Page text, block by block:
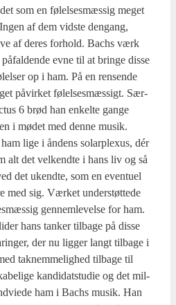
som en følel­ses­mæs­sig meget
af dem vid­ste den­gang,
af deres for­hold. Bachs værk
evne til at brin­ge dis­se
op i ham. På en ren­sen­de
påvir­ket følel­ses­mæs­sigt. Sær­
6 brød han enkel­te gan­ge
i mødet med den­ne musik.
lige i åndens solar­ple­xus, dér
alt det vel­kend­te i hans liv og så
det ukend­te, som en even­tu­el
med sig. Vær­ket under­støt­te­de
gen­nem­le­vel­se for ham.
hans tan­ker til­ba­ge på dis­se
der nu lig­ger langt til­ba­ge i
tak­nem­me­lig­hed til­ba­ge til
kan­di­dat­stu­die og det mil­
ham i Bachs musik. Han